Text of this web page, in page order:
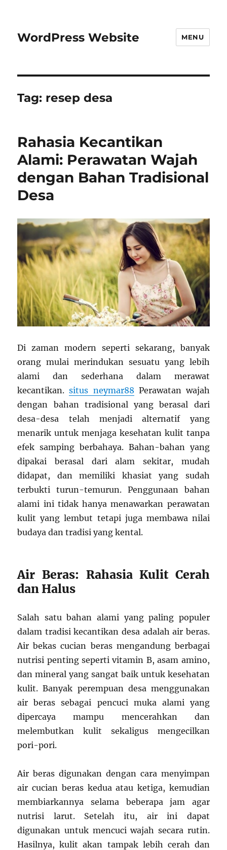
WordPress Website MENU
Tag: resep desa
Rahasia Kecantikan
Alami: Perawatan Wajah
dengan Bahan Tradisional
Desa
Di zaman modern seperti sekarang, banyak
orang mulai merindukan sesuatu yang lebih
alami dan sederhana dalam merawat
kecantikan.situs neymar88 Perawatan wajah
dengan bahan tradisional yang berasal dari
desa-desa telah menjadi alternatif yang
menarik untuk menjaga kesehatan kulit tanpa
efek samping berbahaya. Bahan-bahan yang
dipakai berasal dari alam sekitar, mudah
didapat, dan memiliki khasiat yang sudah
terbukti turun-temurun. Penggunaan bahan
alami ini tidak hanya menawarkan perawatan
kulit yang lembut tetapi juga membawa nilai
budaya dan tradisi yang kental.
Air Beras: Rahasia Kulit Cerah
dan Halus
Salah satu bahan alami yang paling populer
dalam tradisi kecantikan desa adalah air beras.
Air bekas cucian beras mengandung berbagai
nutrisi penting seperti vitamin B, asam amino,
dan mineral yang sangat baik untuk kesehatan
kulit. Banyak perempuan desa menggunakan
air beras sebagai pencuci muka alami yang
dipercaya mampu mencerahkan dan
melembutkan kulit sekaligus mengecilkan
pori-pori.
Air beras digunakan dengan cara menyimpan
air cucian beras kedua atau ketiga, kemudian
membiarkannya selama beberapa jam agar
nutrisi larut. Setelah itu, air ini dapat
digunakan untuk mencuci wajah secara rutin.
Hasilnya, kulit akan tampak lebih cerah dan